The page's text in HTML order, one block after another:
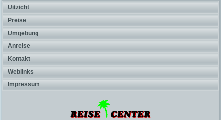
Uitzicht
Preise
Umgebung
Anreise
Kontakt
Weblinks
Impressum